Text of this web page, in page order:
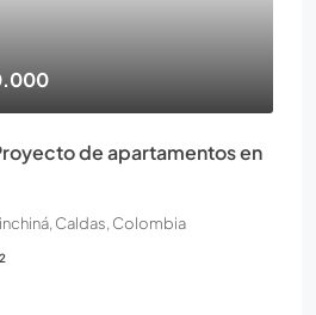
de apartamentos en
Caldas, Colombia